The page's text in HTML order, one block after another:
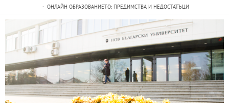
ОНЛАЙН ОБРАЗОВАНИЕТО: ПРЕДИМСТВА И НЕДОСТАТЪЦИ